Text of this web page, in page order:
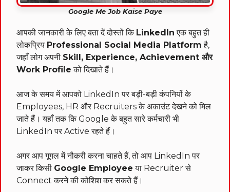
Google Me Job Kaise Paye
आपकी जानकारी के लिए बता दें दोस्तों कि LinkedIn एक बहुत ही
लोकप्रिय Professional Social Media Platform है,
जहाँ लोग अपनी Skill, Experience, Achievement और
Work Profile को दिखाते हैं।
आज के समय में आपको LinkedIn पर बड़ी-बड़ी कंपनियों के
Employees, HR और Recruiters के अकाउंट देखने को मिल
जाते हैं। यहाँ तक कि Google के बहुत सारे कर्मचारी भी
LinkedIn पर Active रहते हैं।
अगर आप गूगल में नौकरी करना चाहते हैं, तो आप LinkedIn पर
जाकर किसी Google Employee या Recruiter से
Connect करने की कोशिश कर सकते हैं।